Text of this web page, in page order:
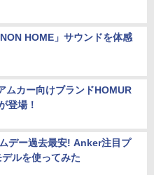
HOME」サウンドを体感
ムカー向けブランドHOMUR
登場！
デー過去最安! Anker注目プ
ルを使ってみた